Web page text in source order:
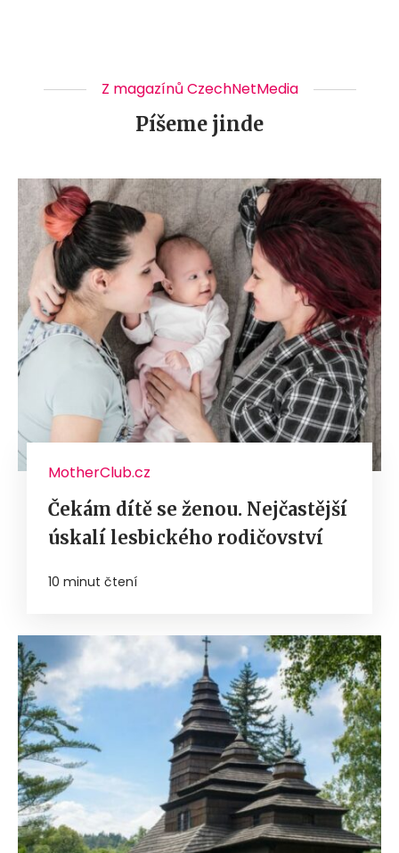
Z magazínů CzechNetMedia
Píšeme jinde
MotherClub.cz
Čekám dítě se ženou. Nejčastější
úskalí lesbického rodičovství
10 minut čtení